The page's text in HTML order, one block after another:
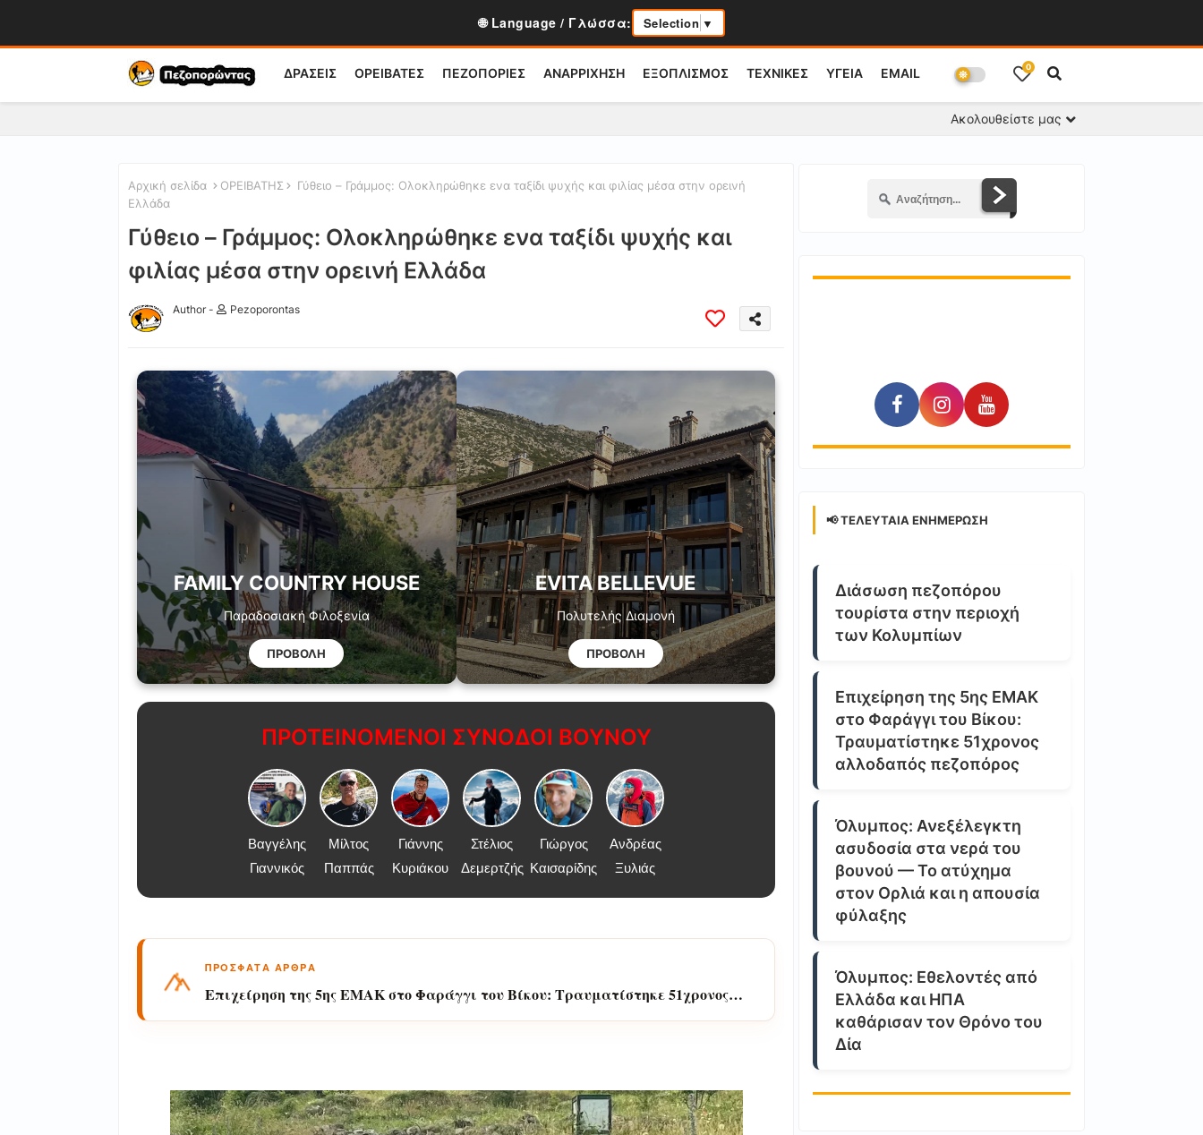
🌐 Language / Γλώσσα: Selection ▼
ΔΡΑΣΕΙΣ ΟΡΕΙΒΑΤΕΣ ΠΕΖΟΠΟΡΙΕΣ ΑΝΑΡΡΙΧΗΣΗ ΕΞΟΠΛΙΣΜΟΣ ΤΕΧΝΙΚΕΣ ΥΓΕΙΑ EMAIL 0
Ακολουθείστε μας
Αρχική σελίδα ΟΡΕΙΒΑΤΗΣ
Γύθειο – Γράμμος: Ολοκληρώθηκε ενα ταξίδι ψυχής και φιλίας μέσα στην ορεινή
Ελλάδα
Γύθειο – Γράμμος: Ολοκληρώθηκε ενα ταξίδι ψυχής και
φιλίας μέσα στην ορεινή Ελλάδα
Author - Pezoporontas
FAMILY COUNTRY HOUSE
Παραδοσιακή Φιλοξενία
ΠΡΟΒΟΛΗ
EVITA BELLEVUE
Πολυτελής Διαμονή
ΠΡΟΒΟΛΗ
ΠΡΟΤΕΙΝΟΜΕΝΟΙ ΣΥΝΟΔΟΙ ΒΟΥΝΟΥ
Βαγγέλης
Γιαννικός
Μίλτος
Παππάς
Γιάννης
Κυριάκου
Στέλιος
Δεμερτζής
Γιώργος
Καισαρίδης
Ανδρέας
Ξυλιάς
ΠΡΟΣΦΑΤΑ ΑΡΘΡΑ
Επιχείρηση της 5ης ΕΜΑΚ στο Φαράγγι του Βίκου: Τραυματίστηκε 51χρονος
📢 ΤΕΛΕΥΤΑΊΑ ΕΝΗΜΈΡΩΣΗ
Διάσωση πεζοπόρου
τουρίστα στην περιοχή
των Κολυμπίων
Επιχείρηση της 5ης ΕΜΑΚ
στο Φαράγγι του Βίκου:
Τραυματίστηκε 51χρονος
αλλοδαπός πεζοπόρος
Όλυμπος: Ανεξέλεγκτη
ασυδοσία στα νερά του
βουνού — Το ατύχημα
στον Ορλιά και η απουσία
φύλαξης
Όλυμπος: Εθελοντές από
Ελλάδα και ΗΠΑ
καθάρισαν τον Θρόνο του
Δία